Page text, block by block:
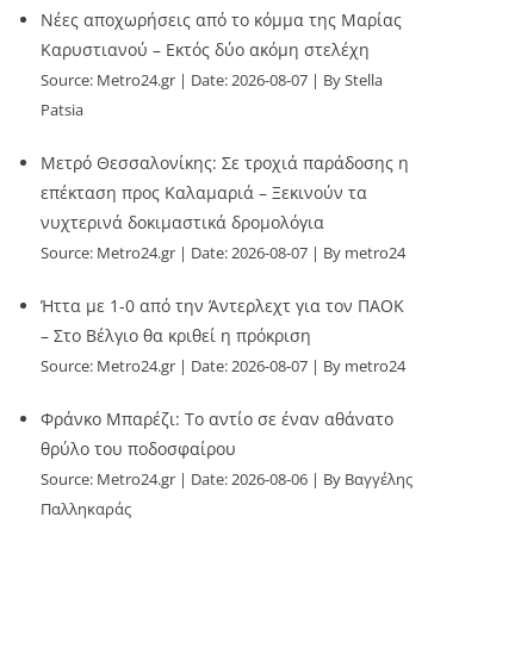
Νέες αποχωρήσεις από το κόμμα της Μαρίας
Καρυστιανού – Εκτός δύο ακόμη στελέχη
Source: Metro24.gr Date: 2026-08-07
By Stella
Patsia
Μετρό Θεσσαλονίκης: Σε τροχιά παράδοσης η
επέκταση προς Καλαμαριά – Ξεκινούν τα
νυχτερινά δοκιμαστικά δρομολόγια
Source: Metro24.gr Date: 2026-08-07 By metro24
Ήττα με 1-0 από την Άντερλεχτ για τον ΠΑΟΚ
– Στο Βέλγιο θα κριθεί η πρόκριση
Source: Metro24.gr Date: 2026-08-07 By metro24
Φράνκο Μπαρέζι: Το αντίο σε έναν αθάνατο
θρύλο του ποδοσφαίρου
Source: Metro24.gr Date: 2026-08-06
By Βαγγέλης
Παλληκαράς